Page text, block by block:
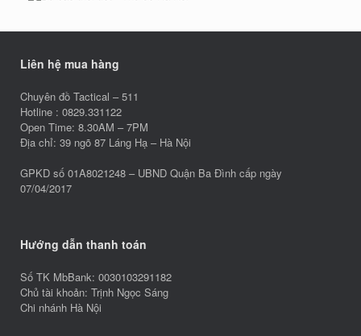
Liên hệ mua hàng
Chuyên đồ Tactical – 511
Hotline : 0829.331122
Open Time: 8.30AM – 7PM
Địa chỉ: 39 ngõ 87 Láng Hạ – Hà Nội
GPKD số 01A8021248 – UBND Quận Ba Đình cấp ngày
07/04/2017
Hướng dẫn thanh toán
Số TK MbBank: 0030103291182
Chủ tài khoản: Trịnh Ngọc Sáng
Chi nhánh Hà Nội